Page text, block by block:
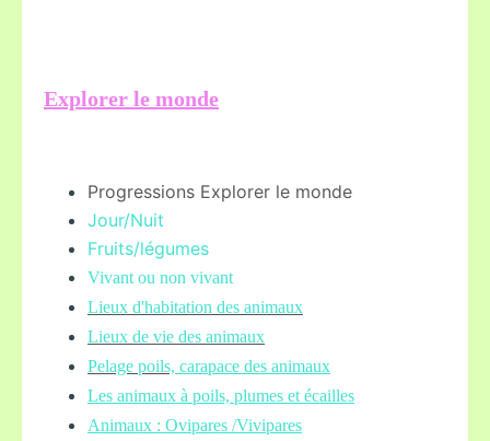
Explorer le monde
Progressions Explorer le monde
Jour/Nuit
Fruits/légumes
Vivant ou non vivant
Lieux d'habitation des animaux
Lieux de vie des animaux
Pelage poils, carapace des animaux
Les animaux à poils, plumes et écailles
Animaux : Ovipares /Vivipares